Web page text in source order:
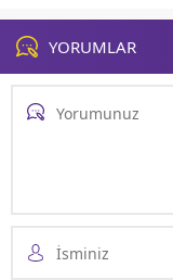
YORUMLAR